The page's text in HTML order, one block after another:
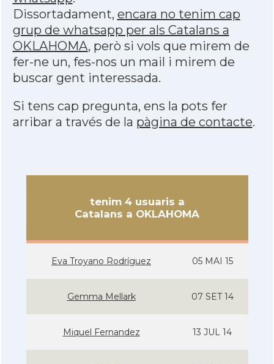
Dissortadament, encara no tenim cap
grup de whatsapp per als Catalans a
OKLAHOMA, però si vols que mirem de
fer-ne un, fes-nos un mail i mirem de
buscar gent interessada.
Si tens cap pregunta, ens la pots fer
arribar a través de la pàgina de contacte.
tenim 4 usuaris a
Catalans a OKLAHOMA
Eva Troyano Rodrí­guez 05 MAI 15
Gemma Mellark 07 SET 14
Miquel Fernandez 13 JUL 14